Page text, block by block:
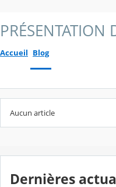
PRÉSENTATION
Accueil Blog
Aucun article
Dernières